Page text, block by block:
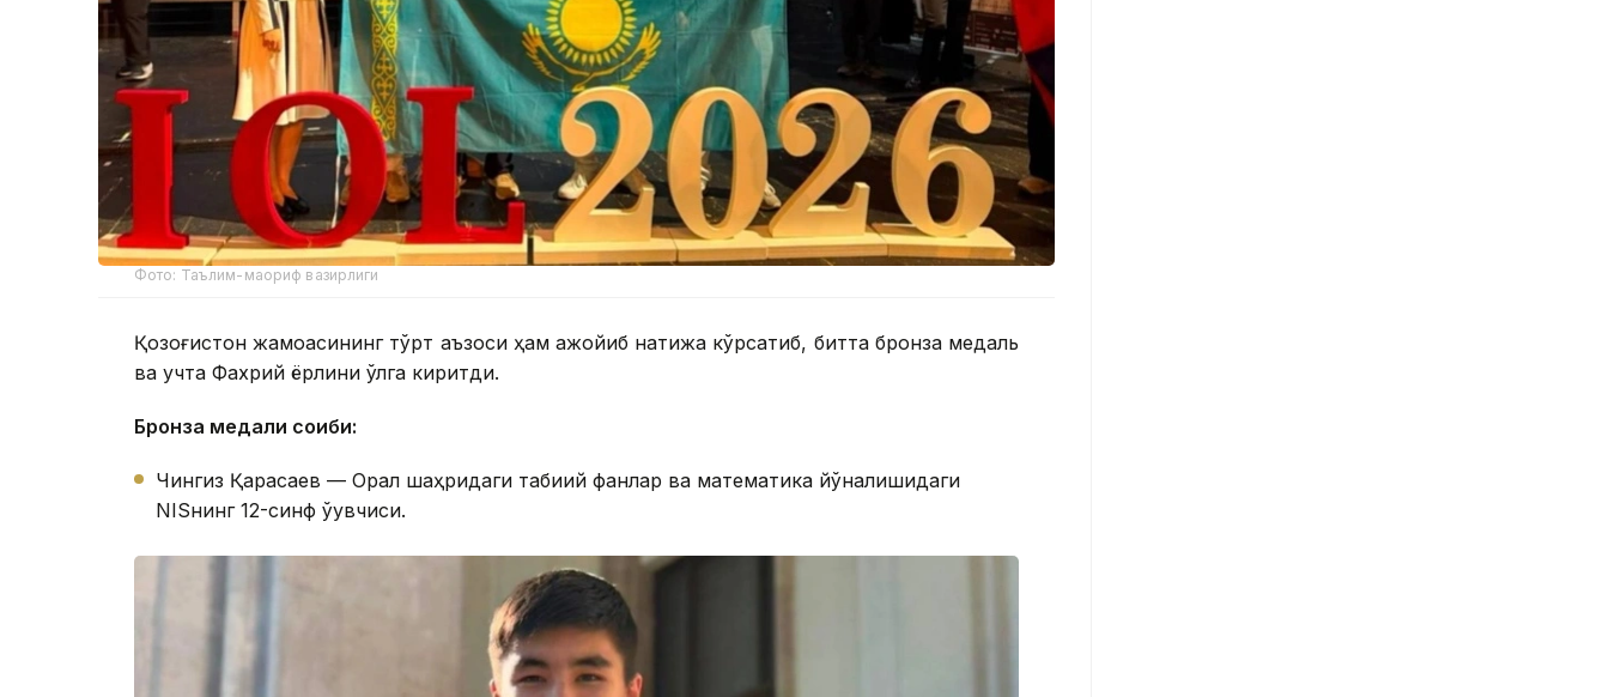
Фото: Таълим-маориф вазирлиги
Қозоғистон жамоасининг тўрт аъзоси ҳам ажойиб натижа кўрсатиб, битта бронза медаль
ва учта Фахрий ёрлиқни қўлга киритди.
Бронза медали соҳиби:
Чингиз Қарасаев — Орал шаҳридаги табиий фанлар ва математика йўналишидаги
NISнинг 12-синф ўқувчиси.